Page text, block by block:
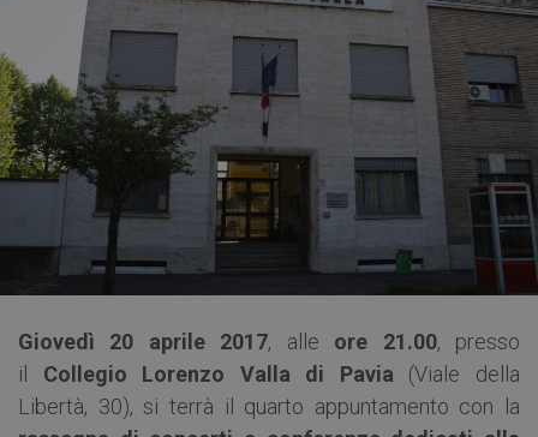
Giovedì 20 aprile 2017, alle ore 21.00, presso
il Collegio Lorenzo Valla di Pavia (Viale della
Libertà, 30), si terrà il quarto appuntamento con la